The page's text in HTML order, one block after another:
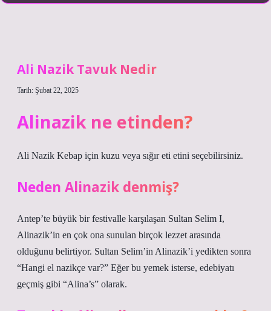
Ali Nazik Tavuk Nedir
Tarih: Şubat 22, 2025
Alinazik ne etinden?
Ali Nazik Kebap için kuzu veya sığır eti etini seçebilirsiniz.
Neden Alinazik denmiş?
Antep’te büyük bir festivalle karşılaşan Sultan Selim I,
Alinazik’in en çok ona sunulan birçok lezzet arasında
olduğunu belirtiyor. Sultan Selim’in Alinazik’i yedikten sonra
“Hangi el nazikçe var?” Eğer bu yemek isterse, edebiyatı
geçmiş gibi “Alina’s” olarak.